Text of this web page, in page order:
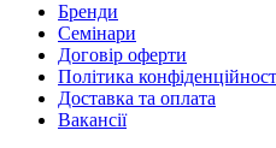
Бренди
Семінари
Договір оферти
Політика
Доставка та оплата
Вакансії